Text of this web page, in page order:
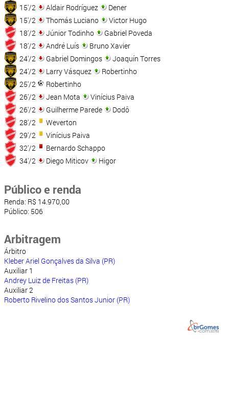
15'/2
Aldair Rodríguez
Dener
15'/2
Thomás Luciano
Victor Hugo
18'/2
Júnior Todinho
Gabriel Poveda
18'/2
André Luís
Bruno Xavier
24'/2
Gabriel Domingos
Joaquín Torres
24'/2
Larry Vásquez
Robertinho
25'/2
Robertinho
26'/2
Jean Mota
Vinícius Paiva
26'/2
Guilherme Parede
Dodô
28'/2
Weverton
29'/2
Vinícius Paiva
32'/2
Bernardo Schappo
34'/2
Diego Miticov Higor
Público e renda
Renda: R$ 14.970,00
Público: 506
Arbitragem
Árbitro
Kleber Ariel Gonçalves da Silva (PR)
Auxiliar 1
Andrey Luiz de Freitas (PR)
Auxiliar 2
Roberto Rivelino dos Santos Junior (PR)